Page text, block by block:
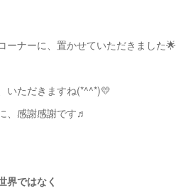
ーナーに、置かせていただきました🌟
いただきますね(*^^*)💛
、感謝感謝です♬
界ではなく